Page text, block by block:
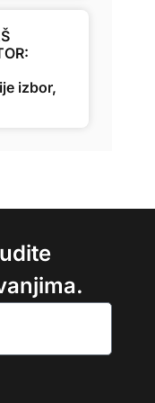
izbor,